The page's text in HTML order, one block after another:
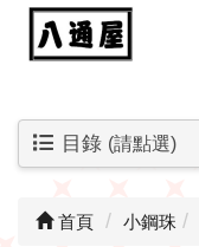
目錄 (請點選)
首頁 小鋼珠